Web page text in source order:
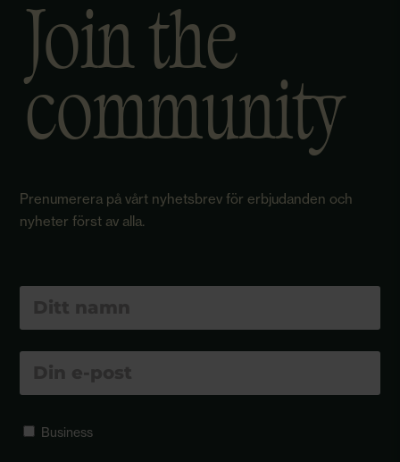
Join the
community
Prenumerera på vårt nyhetsbrev för erbjudanden och
nyheter först av alla.
Business